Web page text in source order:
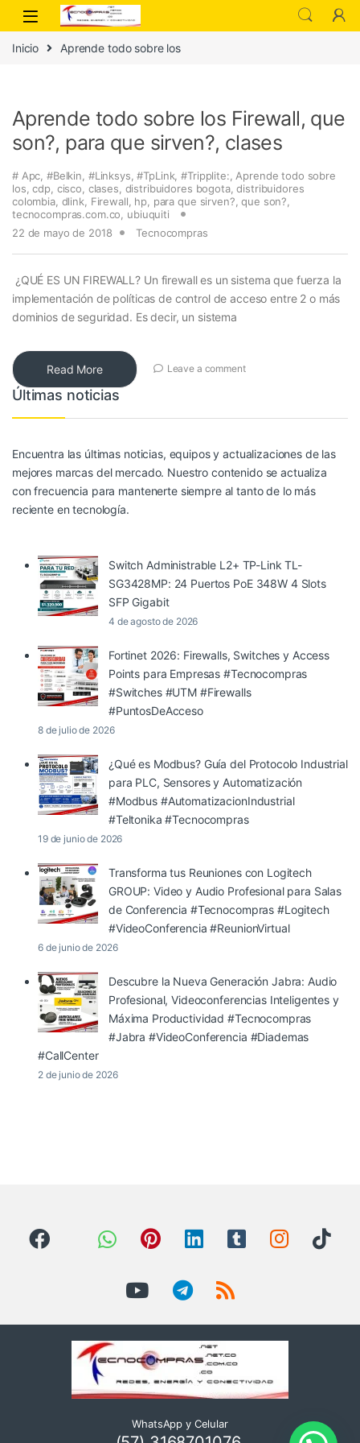
Inicio Aprende todo sobre los
Aprende todo sobre los Firewall, que
son?, para que sirven?, clases
# Apc ,#Belkin #Linksys ,#TpLink ,#Tripplite: Aprende todo sobre
los ,cdp, cisco clases distribuidores bogota,distribuidores
colombia, dlink Firewall hp para que sirven? ,que son?
tecnocompras.com.co
ubiuquiti
22 de mayo de 2018
Tecnocompras
¿QUÉ ES UN FIREWALL? Un firewall es un sistema que fuerza la
implementación de políticas de control de acceso entre 2 o más
dominios de seguridad. Es decir, un sistema
Read More Leave a comment
Últimas noticias
Encuentra las últimas noticias, equipos y actualizaciones de las
mejores marcas del mercado. Nuestro contenido se actualiza
con frecuencia para mantenerte siempre al tanto de lo más
reciente en tecnología.
Switch Administrable L2+ TP-Link TL-
SG3428MP: 24 Puertos PoE 348W 4 Slots
SFP Gigabit
4 de agosto de 2026
Fortinet 2026: Firewalls, Switches y Access
Points para Empresas #Tecnocompras
#Switches #UTM #Firewalls
#PuntosDeAcceso
8 de julio de 2026
¿Qué es Modbus? Guía del Protocolo Industrial
para PLC, Sensores y Automatización
#Modbus #AutomatizacionIndustrial
#Teltonika #Tecnocompras
19 de junio de 2026
Transforma tus Reuniones con Logitech
GROUP: Video y Audio Profesional para Salas
de Conferencia #Tecnocompras #Logitech
#VideoConferencia #ReunionVirtual
6 de junio de 2026
Descubre la Nueva Generación Jabra: Audio
Profesional, Videoconferencias Inteligentes y
Máxima Productividad #Tecnocompras
#Jabra #VideoConferencia #Diademas
#CallCenter
2 de junio de 2026
WhatsApp y Celular